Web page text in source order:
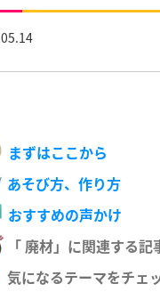
まずはここから
あそび方、作り方
おすすめの声かけ
「 廃材」に関連する記
気になるテーマをチェ